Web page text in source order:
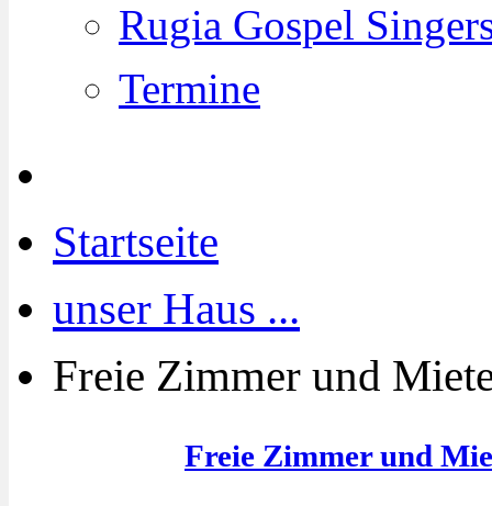
Rugia Gospel
Termine
Startseite
unser Haus ...
Freie Zimmer und
Freie Zimmer und